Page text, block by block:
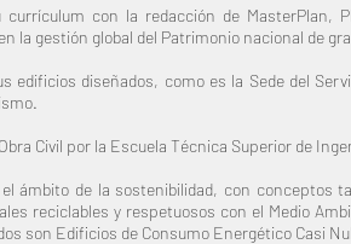
con la redacción de MasterPlan,
la gestión global del Patrimonio nacional de
edificios diseñados, como es la Sede del
Civil por la Escuela Técnica Superior de
ámbito de la sostenibilidad, con conceptos
reciclables y respetuosos con el Medio
son Edificios de Consumo Energético Casi